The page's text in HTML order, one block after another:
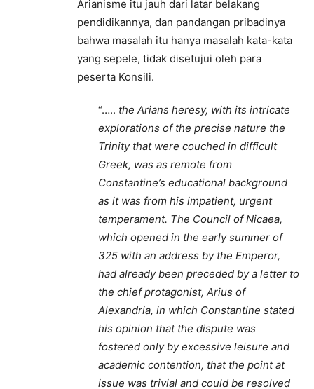
Arianisme itu jauh dari latar belakang
pendidikannya, dan pandangan pribadinya
bahwa masalah itu hanya masalah kata-kata
yang sepele, tidak disetujui oleh para
peserta Konsili.
“….. the Arians heresy, with its intricate
explorations of the precise nature the
Trinity that were couched in difficult
Greek, was as remote from
Constantine’s educational background
as it was from his impatient, urgent
temperament. The Council of Nicaea,
which opened in the early summer of
325 with an address by the Emperor,
had already been preceded by a letter to
the chief protagonist, Arius of
Alexandria, in which Constantine stated
his opinion that the dispute was
fostered only by excessive leisure and
academic contention, that the point at
issue was trivial and could be resolved